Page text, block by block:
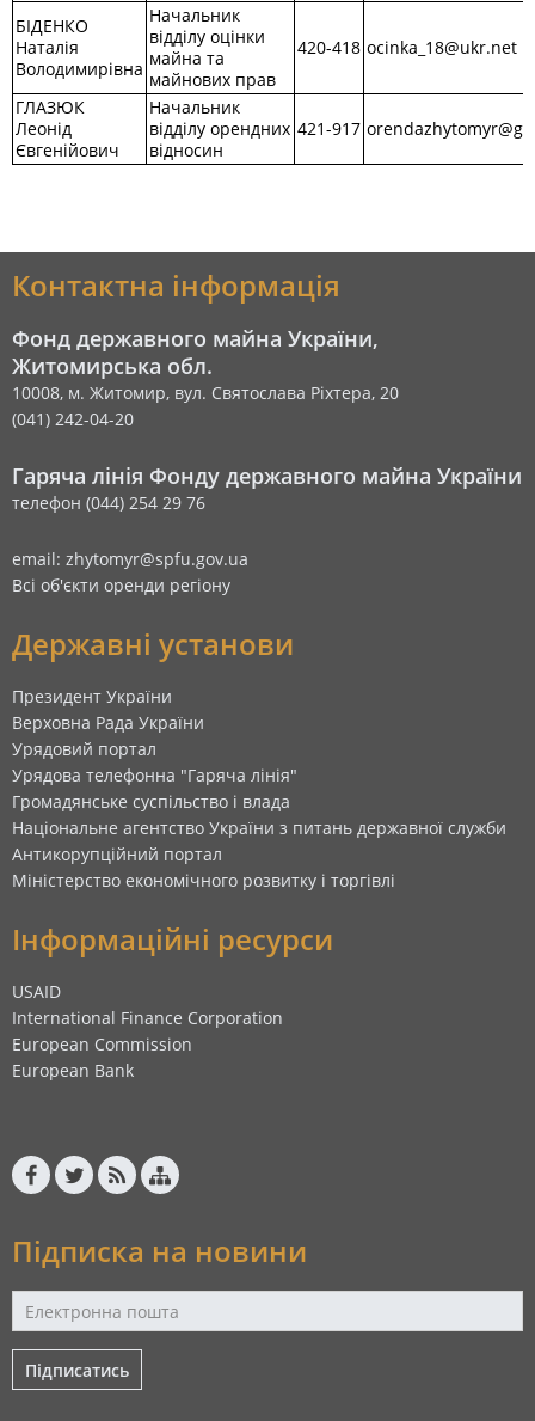
БІДЕНКО
Наталія
Володимирівна
Начальник
відділу оцінки
майна та
майнових прав
420-418 ocinka_18@ukr.net
ГЛАЗЮК
Леонід
Євгенійович
Начальник
відділу орендних
відносин
421-917
Контактна інформація
Фонд державного майна України,
Житомирська обл.
10008, м. Житомир, вул. Святослава Ріхтера, 20
(041) 242-04-20
Гаряча лінія Фонду державного майна України
телефон (044) 254 29 76
email: zhytomyr@spfu.gov.ua
Всі об'єкти оренди регіону
Державні установи
Президент України
Верховна Рада України
Урядовий портал
Урядова телефонна "Гаряча лінія"
Громадянське суспільство і влада
Національне агентство України з питань державної служби
Антикорупційний портал
Міністерство економічного розвитку і торгівлі
Інформаційні ресурси
USAID
International Finance Corporation
European Commission
European Bank
Підписка на новини
Підписатись